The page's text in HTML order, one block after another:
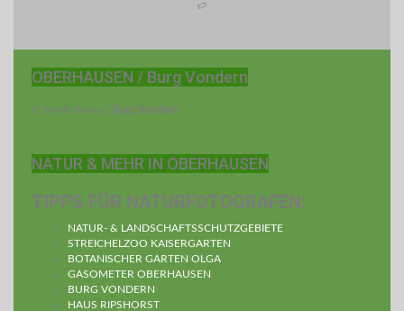
OBERHAUSEN / Burg Vondern
© MMB/Below | Burg Vondern
NATUR & MEHR IN OBERHAUSEN
TIPPS FÜR NATURFOTOGRAFEN:
NATUR- & LANDSCHAFTSSCHUTZGEBIETE
STREICHELZOO KAISERGARTEN
BOTANISCHER GARTEN OLGA
GASOMETER OBERHAUSEN
BURG VONDERN
HAUS RIPSHORST